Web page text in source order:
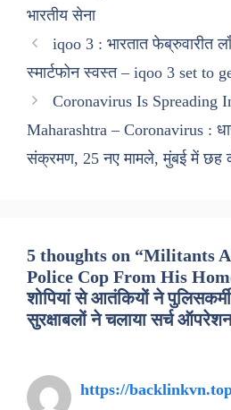
भारतीय सेना
iqoo 3 : भारतात फेब्रुवारीत
स्मार्टफोन स्वस्त – iqoo 3 set to
Coronavirus Is Spreading
Maharashtra – Coronavirus :
संक्रमण, 25 नए मामले, मुंबई में छह
5 thoughts on “Militants
Police Cop From His
शोपियां से आतंकियों ने
सुरक्षाबलों ने चलाया सर्च
https://